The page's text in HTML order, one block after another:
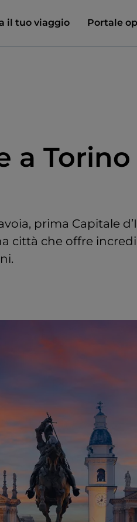
il tuo viaggio Portale
a
prima Capitale
città che offre